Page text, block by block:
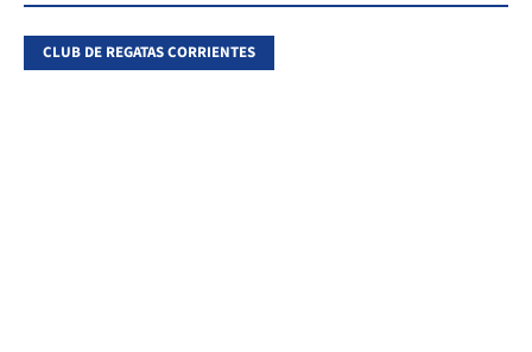
CLUB DE REGATAS CORRIENTES